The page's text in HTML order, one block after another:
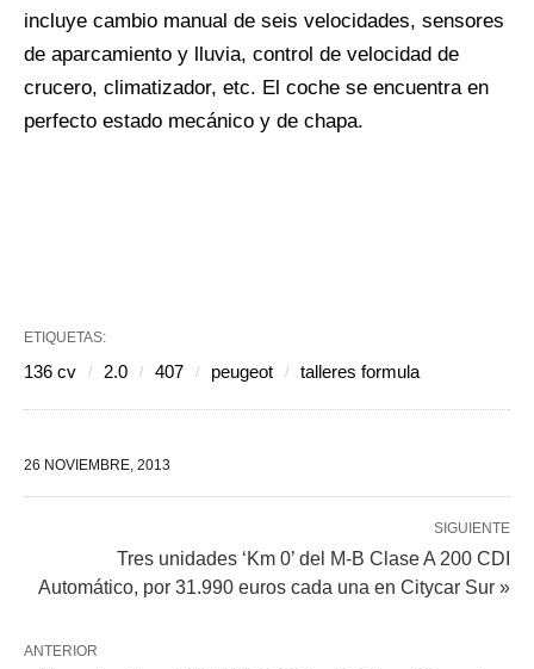
incluye cambio manual de seis velocidades, sensores
de aparcamiento y lluvia, control de velocidad de
crucero, climatizador, etc. El coche se encuentra en
perfecto estado mecánico y de chapa.
ETIQUETAS:
136 cv 2.0 407 peugeot talleres formula
26 NOVIEMBRE, 2013
SIGUIENTE
Tres unidades ‘Km 0’ del M-B Clase A 200 CDI
Automático, por 31.990 euros cada una en Citycar Sur »
ANTERIOR